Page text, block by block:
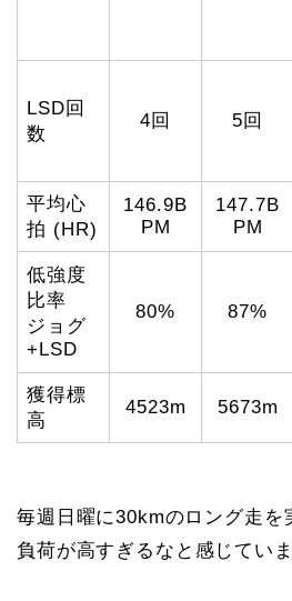
LSD回
数
4回 5回
平均心
拍 (HR)
146.9B
PM
147.7B
PM
低強度
比率
ジョグ
+LSD
80% 87%
獲得標
高
4523m 5673m
毎週日曜に30kmのロング走を
負荷が高すぎるなと感じていま